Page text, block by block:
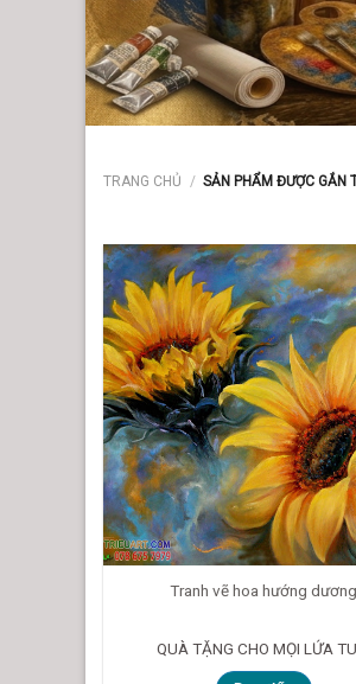
TRANG CHỦ / SẢN PHẨM ĐƯỢC GẮN
Tranh vẽ hoa hướng dương
QUÀ TẶNG CHO MỌI LỨA